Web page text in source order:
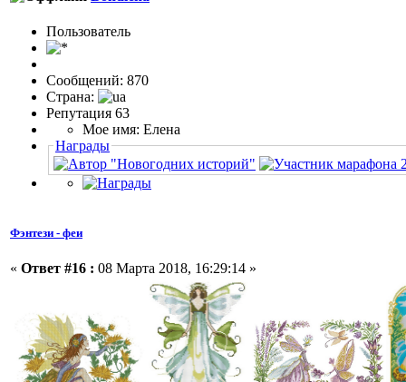
Пользовaтeль
Сообщений: 870
Страна:
Репутация 63
Мое имя: Елена
Награды
Фэнтези - феи
« Ответ #16 : 08 Марта 2018, 16:29:14 »